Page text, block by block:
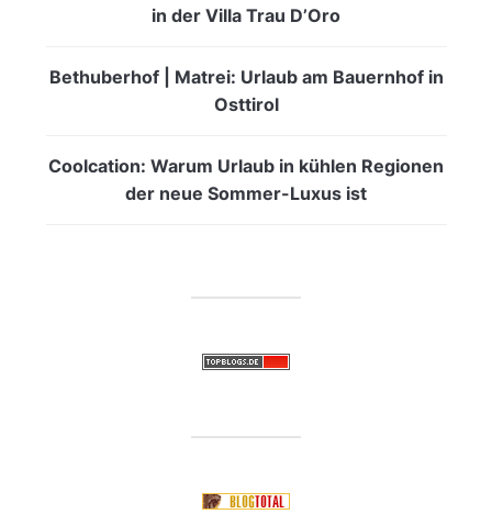
in der Villa Trau D’Oro
Bethuberhof | Matrei: Urlaub am Bauernhof in
Osttirol
Coolcation: Warum Urlaub in kühlen Regionen
der neue Sommer-Luxus ist